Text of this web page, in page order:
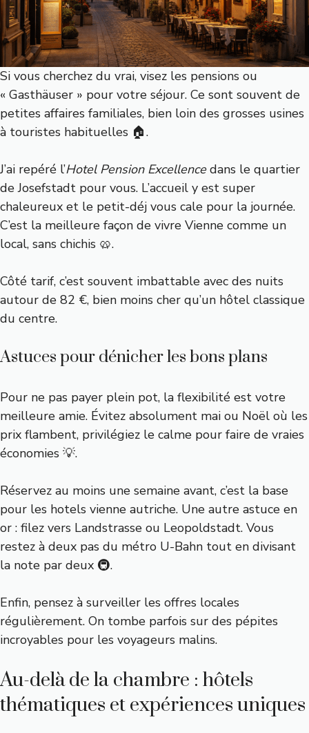
Si vous cherchez du vrai, visez les pensions ou
« Gasthäuser » pour votre séjour. Ce sont souvent de
petites affaires familiales, bien loin des grosses usines
à touristes habituelles 🏠.
J’ai repéré l’Hotel Pension Excellencedans le quartier
de Josefstadt pour vous. L’accueil y est super
chaleureux et le petit-déj vous cale pour la journée.
C’est la meilleure façon de vivre Vienne comme un
local, sans chichis 🥨.
Côté tarif, c’est souvent imbattable avec des nuits
autour de 82 €, bien moins cher qu’un hôtel classique
du centre.
Astuces pour dénicher les bons plans
Pour ne pas payer plein pot, la flexibilité est votre
meilleure amie. Évitez absolument mai ou Noël où les
prix flambent, privilégiez le calme pour faire de vraies
économies 💡.
Réservez au moins une semaine avant, c’est la base
pour les hotels vienne autriche. Une autre astuce en
or : filez vers Landstrasse ou Leopoldstadt. Vous
restez à deux pas du métro U-Bahn tout en divisant
la note par deux 🚇.
Enfin, pensez à surveiller les offres locales
régulièrement. On tombe parfois sur des pépites
incroyables pour les voyageurs malins.
Au-delà de la chambre : hôtels
thématiques et expériences uniques